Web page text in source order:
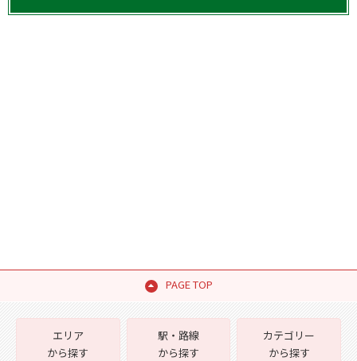
PAGE TOP
エリア
から探す
駅・路線
から探す
カテゴリー
から探す